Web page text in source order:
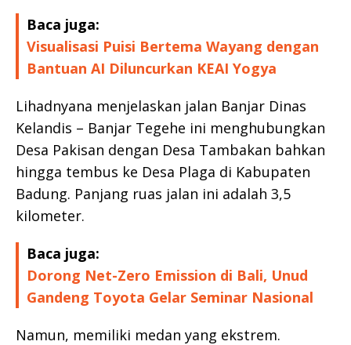
Baca juga:
Visualisasi Puisi Bertema Wayang dengan
Bantuan AI Diluncurkan KEAI Yogya
Lihadnyana menjelaskan jalan Banjar Dinas
Kelandis – Banjar Tegehe ini menghubungkan
Desa Pakisan dengan Desa Tambakan bahkan
hingga tembus ke Desa Plaga di Kabupaten
Badung. Panjang ruas jalan ini adalah 3,5
kilometer.
Baca juga:
Dorong Net-Zero Emission di Bali, Unud
Gandeng Toyota Gelar Seminar Nasional
Namun, memiliki medan yang ekstrem.